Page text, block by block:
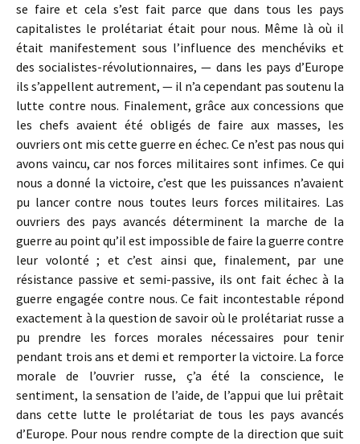
se faire et cela s’est fait parce que dans tous les pays
capitalistes le prolétariat était pour nous. Même là où il
était manifestement sous l’influence des menchéviks et
des socialistes-révolutionnaires, — dans les pays d’Europe
ils s’appellent autrement, — il n’a cependant pas soutenu la
lutte contre nous. Finalement, grâce aux concessions que
les chefs avaient été obligés de faire aux masses, les
ouvriers ont mis cette guerre en échec. Ce n’est pas nous qui
avons vaincu, car nos forces militaires sont infimes. Ce qui
nous a donné la victoire, c’est que les puissances n’avaient
pu lancer contre nous toutes leurs forces militaires. Las
ouvriers des pays avancés déterminent la marche de la
guerre au point qu’il est impossible de faire la guerre contre
leur volonté ; et c’est ainsi que, finalement, par une
résistance passive et semi-passive, ils ont fait échec à la
guerre engagée contre nous. Ce fait incontestable répond
exactement à la question de savoir où le prolétariat russe a
pu prendre les forces morales nécessaires pour tenir
pendant trois ans et demi et remporter la victoire. La force
morale de l’ouvrier russe, ç’a été la conscience, le
sentiment, la sensation de l’aide, de l’appui que lui prêtait
dans cette lutte le prolétariat de tous les pays avancés
d’Europe. Pour nous rendre compte de la direction que suit